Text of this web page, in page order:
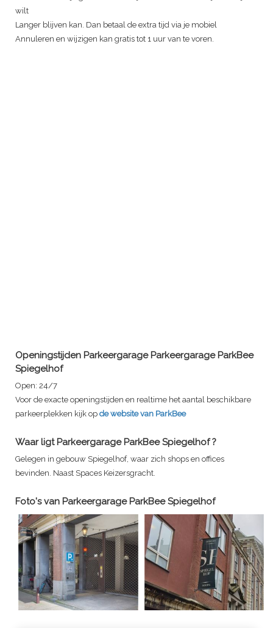
wilt
Langer blijven kan. Dan betaal de extra tijd via je mobiel
Annuleren en wijzigen kan gratis tot 1 uur van te voren.
Openingstijden Parkeergarage Parkeergarage ParkBee
Spiegelhof
Open: 24/7
Voor de exacte openingstijden en realtime het aantal beschikbare
parkeerplekken kijk op de website van ParkBee
Waar ligt Parkeergarage ParkBee Spiegelhof?
Gelegen in gebouw Spiegelhof, waar zich shops en offices
bevinden. Naast Spaces Keizersgracht.
Foto's van Parkeergarage ParkBee Spiegelhof